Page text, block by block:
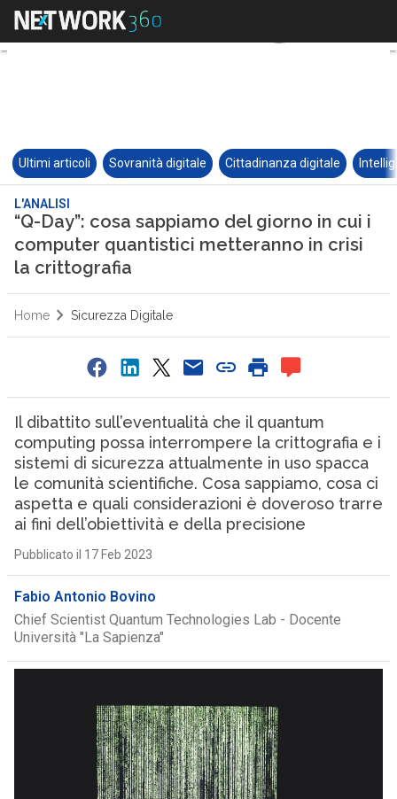
Ultimi articoli Sovranità digitale Cittadinanza digitale
L'ANALISI
“Q-Day”: cosa sappiamo del giorno in cui i
computer quantistici metteranno in crisi
la crittografia
Home Sicurezza Digitale
Il dibattito sull’eventualità che il quantum
computing possa interrompere la crittografia e i
sistemi di sicurezza attualmente in uso spacca
le comunità scientifiche. Cosa sappiamo, cosa ci
aspetta e quali considerazioni è doveroso trarre
ai fini dell’obiettività e della precisione
Pubblicato il 17 Feb 2023
Fabio Antonio Bovino
Chief Scientist Quantum Technologies Lab - Docente
Università "La Sapienza"